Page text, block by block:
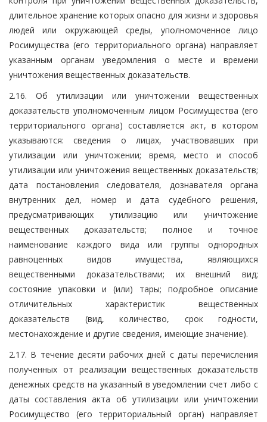
длительное хранение которых опасно для жизни и здоровья
людей или окружающей среды, уполномоченное лицо
Росимущества (его территориального органа) направляет
указанным органам уведомления о месте и времени
уничтожения вещественных доказательств.
2.16. Об утилизации или уничтожении вещественных
доказательств уполномоченным лицом Росимущества (его
территориального органа) составляется акт, в котором
указываются: сведения о лицах, участвовавших при
утилизации или уничтожении; время, место и способ
утилизации или уничтожения вещественных доказательств;
дата постановления следователя, дознавателя органа
внутренних дел, номер и дата судебного решения,
предусматривающих утилизацию или уничтожение
вещественных доказательств; полное и точное
наименование каждого вида или группы однородных
равноценных видов имущества, являющихся
вещественными доказательствами; их внешний вид;
состояние упаковки и (или) тары; подробное описание
отличительных характеристик вещественных
доказательств (вид, количество, срок годности,
местонахождение и другие сведения, имеющие значение).
2.17. В течение десяти рабочих дней с даты перечисления
полученных от реализации вещественных доказательств
денежных средств на указанный в уведомлении счет либо с
даты составления акта об утилизации или уничтожении
Росимущество (его территориальный орган) направляет